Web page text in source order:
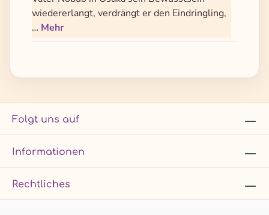
wiedererlangt, verdrängt er den Eindringling,
… Mehr
Folgt uns auf
Informationen
Rechtliches